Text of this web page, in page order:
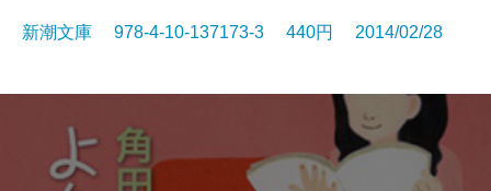
新潮文庫 978-4-10-137173-3 440円 2014/02/28